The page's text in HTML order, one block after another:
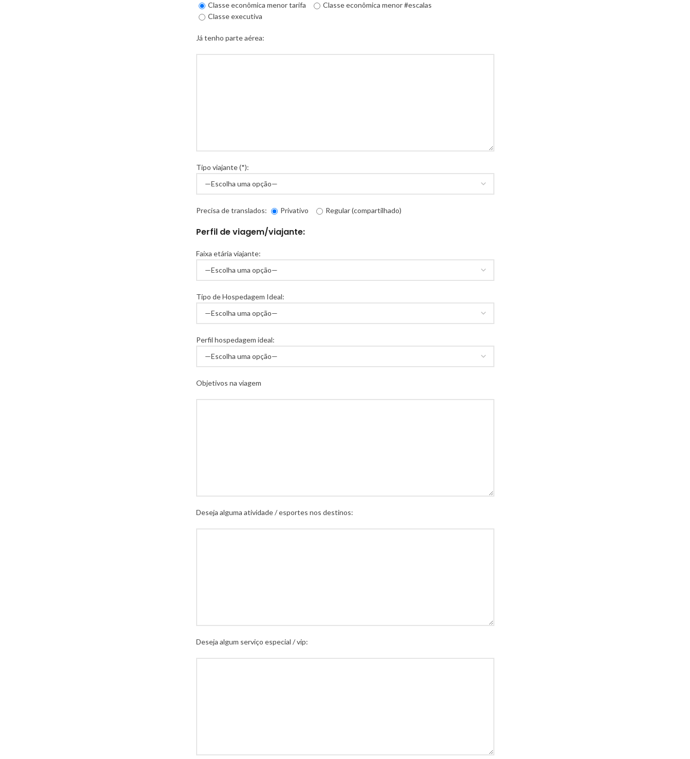
Classe econômica menor tarifa
Classe econômica menor #escalas
Classe executiva
Já tenho parte aérea:
Tipo viajante (*):
Precisa de translados: Privativo Regular (compartilhado)
Perfil de viagem/viajante:
Faixa etária viajante:
Tipo de Hospedagem Ideal:
Perfil hospedagem ideal:
Objetivos na viagem
Deseja alguma atividade / esportes nos destinos:
Deseja algum serviço especial / vip: